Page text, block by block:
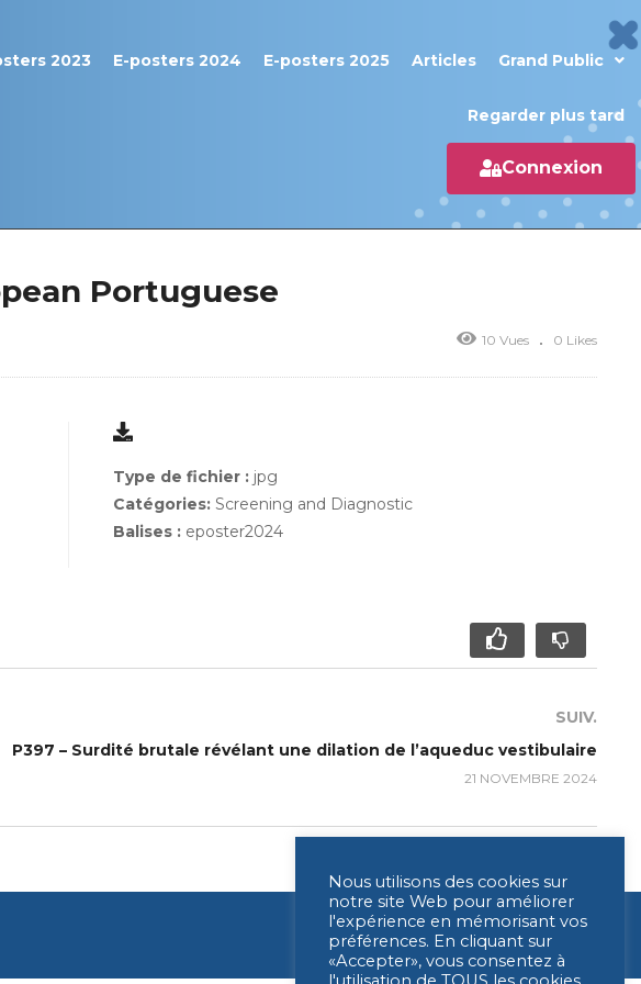
2023 E-posters 2024 E-posters 2025 Articles Grand Public
Regarder plus tard
Connexion
Portuguese
10 Vues 0 Likes
Type de fichier : jpg
Catégories: Screening and Diagnostic
Balises : eposter2024
SUIV.
P397 – Surdité brutale révélant une dilation de l’aqueduc vestibulaire
21 NOVEMBRE 2024
Nous utilisons des cookies sur
notre site Web pour améliorer
l'expérience en mémorisant vos
préférences. En cliquant sur
«Accepter», vous consentez à